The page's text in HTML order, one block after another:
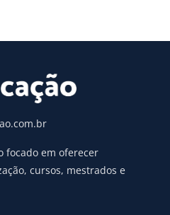
focado em oferecer
cursos, mestrados e